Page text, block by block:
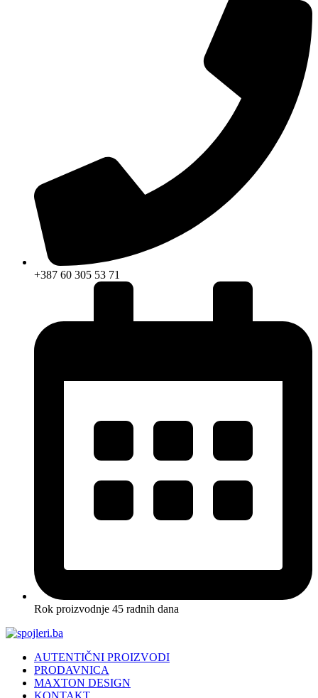
+387 60 305 53 71
Rok proizvodnje 45 radnih dana
AUTENTIČNI PROIZVODI
PRODAVNICA
MAXTON DESIGN
KONTAKT